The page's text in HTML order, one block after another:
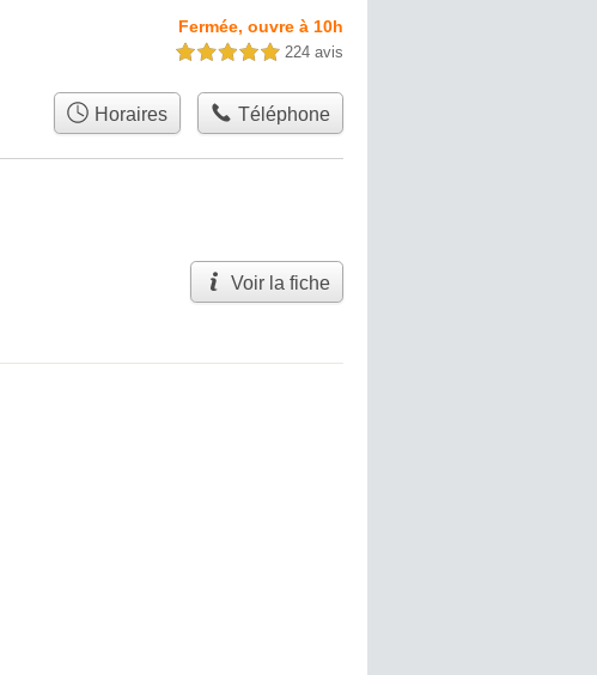
Fermée, ouvre à 10h
5,0 étoiles sur 5 224 avis
Horaires Téléphone
Voir la fiche